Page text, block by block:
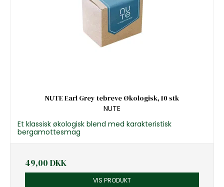
NUTE Earl Grey tebreve Økologisk, 10 stk
NUTE
Et klassisk økologisk blend med karakteristisk
bergamottesmag
49,00 DKK
VIS PRODUKT